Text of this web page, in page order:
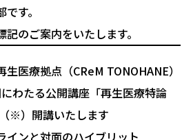
す。
のご案内をいたします。
医療拠点（CReM TONOHANE）
わたる公開講座「再生医療特論
※）開講いたします
ンと対面のハイブリット